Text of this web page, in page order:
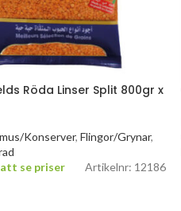
Röda Linser Split 800gr x
Konserver, Flingor/Grynar,
se priser
Artikelnr: 12186